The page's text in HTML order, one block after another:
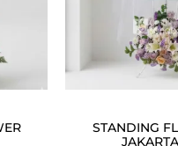
STANDING